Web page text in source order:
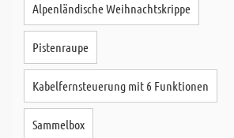
Alpenländische Weihnachtskrippe
Pistenraupe
Kabelfernsteuerung mit 6 Funktionen
Sammelbox